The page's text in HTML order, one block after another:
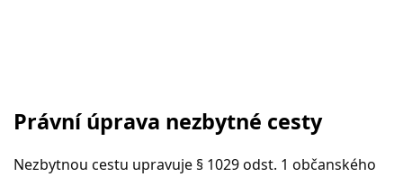
Právní úprava nezbytné cesty
Nezbytnou cestu upravuje § 1029 odst. 1 občanského